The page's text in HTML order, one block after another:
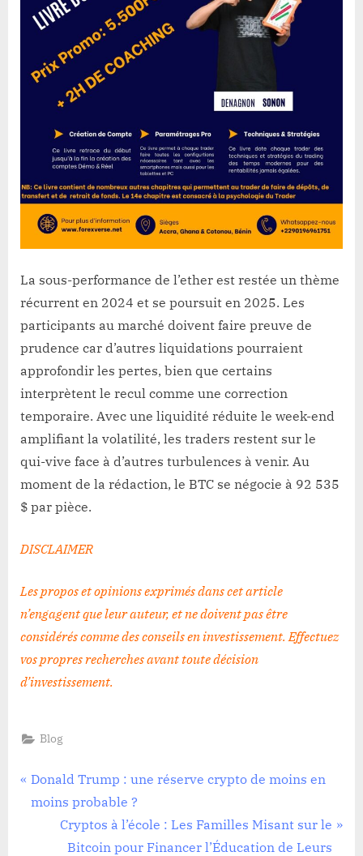
La sous-performance de l’ether est restée un thème
récurrent en 2024 et se poursuit en 2025. Les
participants au marché doivent faire preuve de
prudence car d’autres liquidations pourraient
approfondir les pertes, bien que certains
interprètent le recul comme une correction
temporaire. Avec une liquidité réduite le week-end
amplifiant la volatilité, les traders restent sur le
qui-vive face à d’autres turbulences à venir. Au
moment de la rédaction, le BTC se négocie à 92 535
$ par pièce.
DISCLAIMER
Les propos et opinions exprimés dans cet article
n’engagent que leur auteur, et ne doivent pas être
considérés comme des conseils en investissement. Effectuez
vos propres recherches avant toute décision
d’investissement.
Blog
Navigation
P
r
Donald Trump : une réserve crypto de moins en
moins probable ?
N
Cryptos à l’école : Les Familles Misant sur le
Bitcoin pour Financer l’Éducation de Leurs